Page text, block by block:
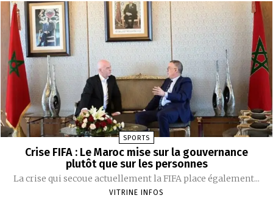
SPORTS
Crise FIFA : Le Maroc mise sur la gouvernance
plutôt que sur les personnes
La crise qui secoue actuellement la FIFA place également...
VITRINE INFOS